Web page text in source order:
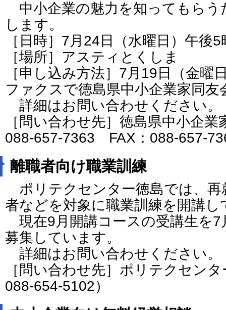
中小企業の魅力を知ってもらう
します。
［日時］7月24日（水曜日）午後
［場所］アスティとくしま
［申し込み方法］7月19日（金曜
ファクスで徳島県中小企業家同友
詳細はお問い合わせください。
［問い合わせ先］徳島県中小企
088-657-7363 FAX：088-657-
離職者向け職業訓練
ポリテクセンター徳島では、再
者などを対象に職業訓練を開講し
現在9月開講コースの受講生を7
募集しています。
詳細はお問い合わせください。
［問い合わせ先］ポリテクセン
088-654-5102）